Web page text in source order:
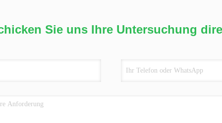
Sie uns Ihre Untersuchung